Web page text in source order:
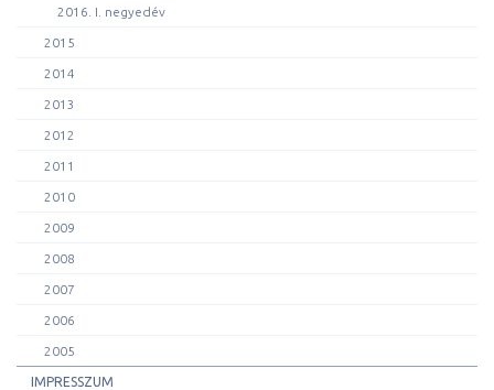
2016. I. negyedév
2015
2014
2013
2012
2011
2010
2009
2008
2007
2006
2005
IMPRESSZUM